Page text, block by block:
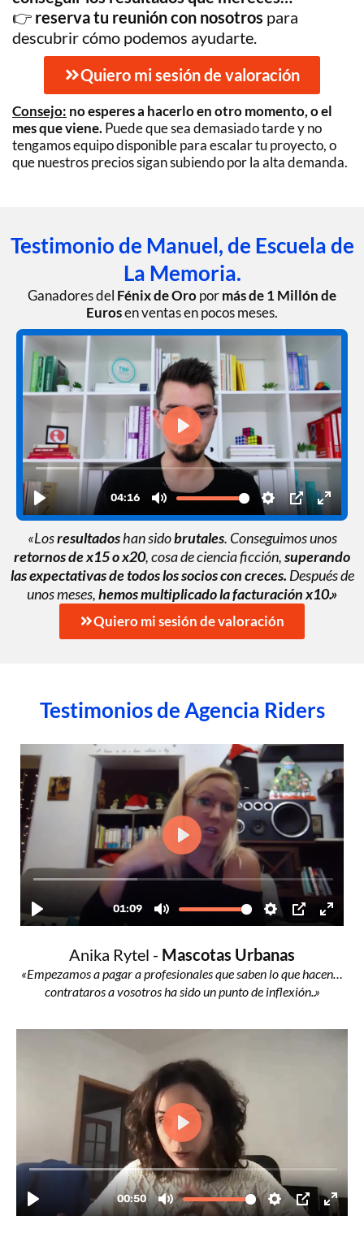
👉 reserva tu reunión con nosotros para
descubrir cómo podemos ayudarte.
Quiero mi sesión de valoración
Consejo: no esperes a hacerlo en otro momento, o el
mes que viene.Puede que sea demasiado tarde y no
tengamos equipo disponible para escalar tu proyecto, o
que nuestros precios sigan subiendo por la alta demanda.
Testimonio de Manuel, de Escuela de
La Memoria.
Ganadores del Fénix de Oropormás de 1 Millón de
Eurosen ventas en pocos meses.
«Losresultadoshan sidobrutales. Conseguimos unos
retornos de x15 o x20, cosa de ciencia ficción,superando
las expectativas de todos los socios con creces. Después de
unos meses,hemos multiplicado la facturación x10.»
Quiero mi sesión de valoración
Testimonios de Agencia Riders
Anika Rytel - Mascotas Urbanas
«Empezamos a pagar a profesionales que saben lo que hacen…
contrataros a vosotros ha sido un punto de inflexión..»